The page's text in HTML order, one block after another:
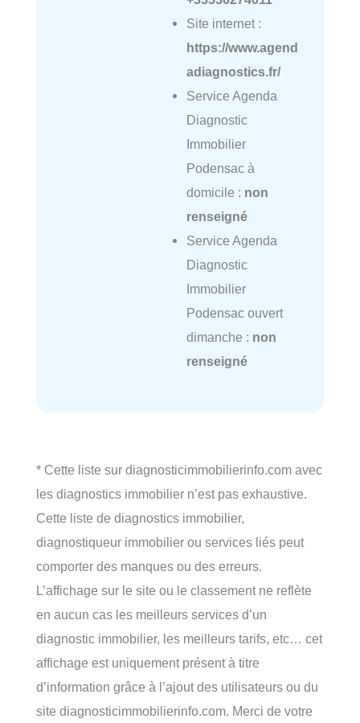
Site internet :
https://www.agend
adiagnostics.fr/
Service Agenda
Diagnostic
Immobilier
Podensac à
domicile : non
renseigné
Service Agenda
Diagnostic
Immobilier
Podensac ouvert
dimanche : non
renseigné
* Cette liste sur diagnosticimmobilierinfo.com avec
les diagnostics immobilier n’est pas exhaustive.
Cette liste de diagnostics immobilier,
diagnostiqueur immobilier ou services liés peut
comporter des manques ou des erreurs.
L’affichage sur le site ou le classement ne reflète
en aucun cas les meilleurs services d’un
diagnostic immobilier, les meilleurs tarifs, etc… cet
affichage est uniquement présent à titre
d’information grâce à l’ajout des utilisateurs ou du
site diagnosticimmobilierinfo.com. Merci de votre